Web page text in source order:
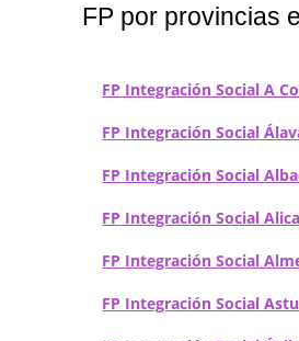
FP por provincias
FP Integración Social A
FP Integración Social
FP Integración Social
FP Integración Social
FP Integración Social
FP Integración Social